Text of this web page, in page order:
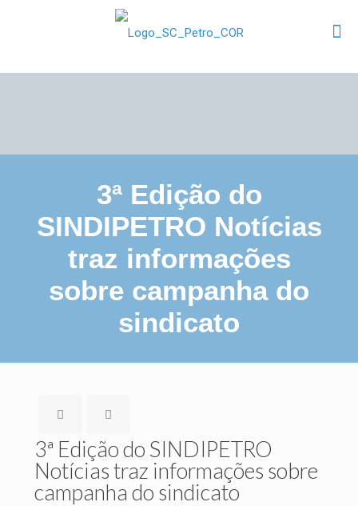
3ª Edição do
SINDIPETRO Notícias
traz informações
sobre campanha do
sindicato
3ª Edição do SINDIPETRO
Notícias traz informações sobre
campanha do sindicato